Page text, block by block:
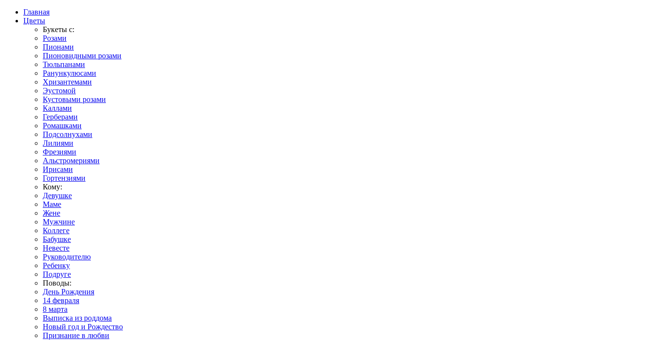
Главная
Цветы
Букеты с:
Розами
Пионами
Пионовидными розами
Тюльпанами
Ранункулюсами
Хризантемами
Эустомой
Кустовыми розами
Каллами
Герберами
Ромашками
Подсолнухами
Лилиями
Фрезиями
Альстромериями
Ирисами
Гортензиями
Кому:
Девушке
Маме
Жене
Мужчине
Коллеге
Бабушке
Невесте
Руководителю
Ребенку
Подруге
Поводы:
День Рождения
14 февраля
8 марта
Выписка из роддома
Новый год и Рождество
Признание в любви